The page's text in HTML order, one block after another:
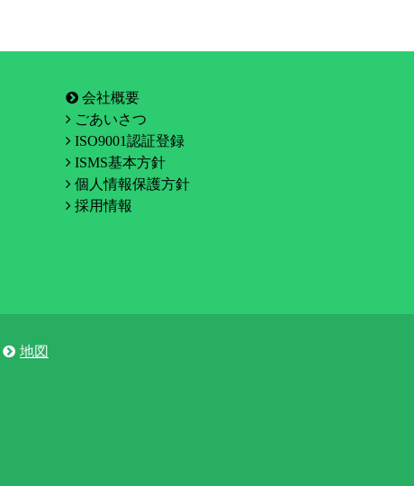
会社概要
ごあいさつ
ISO9001認証登録
ISMS基本方針
個人情報保護方針
採用情報
地図